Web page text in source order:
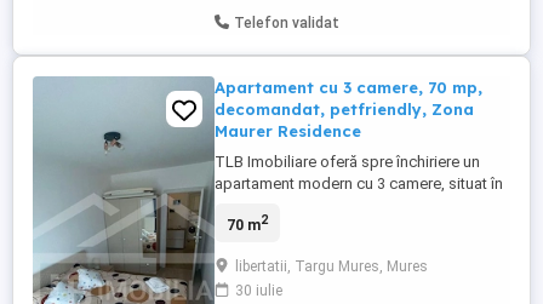
Telefon validat
Apartament cu 3 camere, 70 mp,
decomandat, petfriendly, Zona
Maurer Residence
TLB Imobiliare oferă spre închiriere un
apartament modern cu 3 camere, situat în
din Târgu Mureș, unul dintre cele mai
orașului. Apartamentul are o suprafață
utilă de aproximativ 70 mp, este amplasat
70 m2
libertatii, Targu Mures, Mures
30 iulie